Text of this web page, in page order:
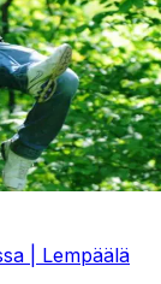
| Lempäälä